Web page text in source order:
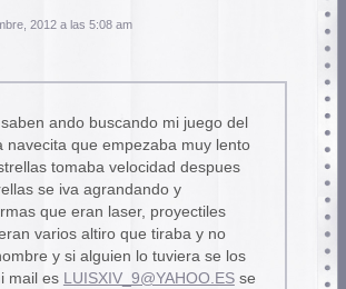
2012 a las 5:08 am
ando buscando mi juego del
navecita que empezaba muy lento
tomaba velocidad despues
se iva agrandando y
que eran laser, proyectiles
varios altiro que tiraba y no
y si alguien lo tuviera se los
mail es LUISXIV_9@YAHOO.ESse